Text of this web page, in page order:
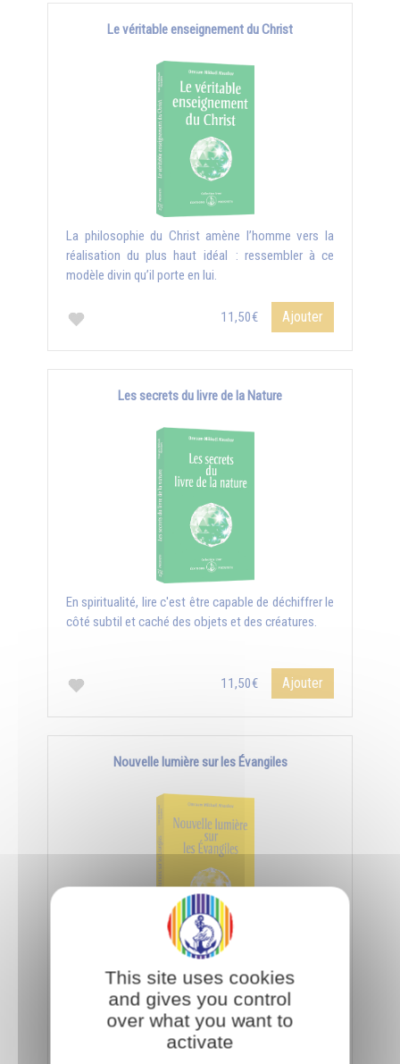
Le véritable enseignement du Christ
La philosophie du Christ amène l’homme vers la
réalisation du plus haut idéal : ressembler à ce
modèle divin qu’il porte en lui.
11,50€ Ajouter
Les secrets du livre de la Nature
En spiritualité, lire c'est être capable de déchiffrer le
côté subtil et caché des objets et des créatures.
11,50€ Ajouter
Nouvelle lumière sur les Évangiles
Pour interpréter les paraboles de Jésus, il faut
utiliser la science des symboles qui s'acquiert par
les facultés de l’âme et de l'esprit.
11,50€
This site uses cookies
and gives you control
over what you want to
activate